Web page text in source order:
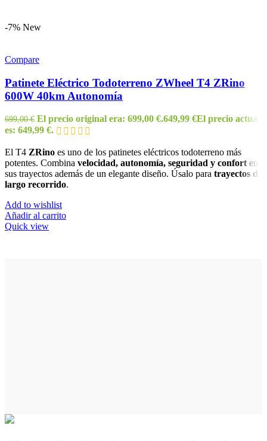
-7% New
Compare
Patinete Eléctrico Todoterreno ZWheel T4 ZRino
600W 40km Autonomía
699,00€ El precio original era: 699,00 €.649,99 €El precio actual
es: 649,99 €.
El T4 ZRino es uno de los patinetes eléctricos todoterreno más
potentes. Combina velocidad, autonomía, seguridad y conforten
sus trayectos además de un elegante diseño. Úsalo para trayectos de
largo recorrido.
Add to wishlist
Añadir al carrito
Quick view